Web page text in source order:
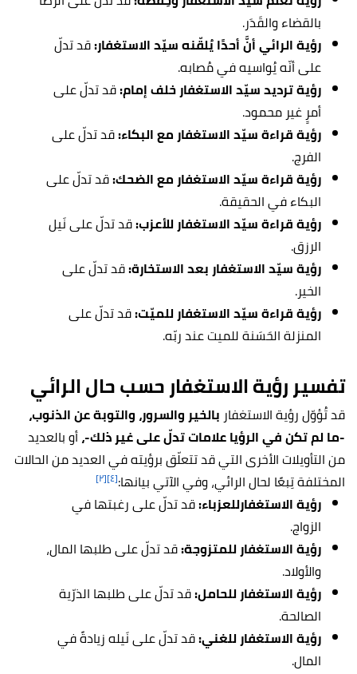
بالقضاء والقَدَر.
رؤية الرائي أنَّ أحدًا يُلقّنه سيّد الاستغفار:قد تدلّ
على أنّه يُواسيه في مُصابه.
رؤية ترديد سيّد الاستغفار خلف إمام:قد تدلّ على
أمرٍ غير محمود.
رؤية قراءة سيّد الاستغفار مع البكاء:قد تدلّ على
الفرج.
رؤية قراءة سيّد الاستغفار مع الضحك:قد تدلّ على
البكاء في الحقيقة.
رؤية قراءة سيّد الاستغفار للأعزب:قد تدلّ على نَيل
الرزق.
رؤية سيّد الاستغفار بعد الاستخارة:قد تدلّ على
الخير.
رؤية قراءة سيّد الاستغفار للميّت:قد تدلّ على
المنزلة الحَسَنة للميت عند ربّه.
تفسير رؤية الاستغفار حسب حال الرائي
قد تُؤوّل رؤية الاستغفار بالخير والسرور، والتوبة عن الذنوب،
-ما لم تكن في الرؤيا علامات تدلّ على غير ذلك-،أو بالعديد
من التأويلات الأخرى التي قد تتعلّق برؤيته في العديد من الحالات
المختلفة تِبعًا لحال الرائي، وفي الآتي بيانها:[٤] [٢]
رؤية الاستغفارللعزباء:قد تدلّ على رغبتها في
الزواج.
رؤية الاستغفار للمتزوجة:قد تدلّ على طلبها المال،
والأولاد.
رؤية الاستغفار للحامل:قد تدلّ على طلبها الذرّية
الصالحة.
رؤية الاستغفار للغني:قد تدلّ على نَيله زيادةً في
المال.